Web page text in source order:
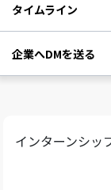
タイムライン
企業へDMを送る
インターンシッ